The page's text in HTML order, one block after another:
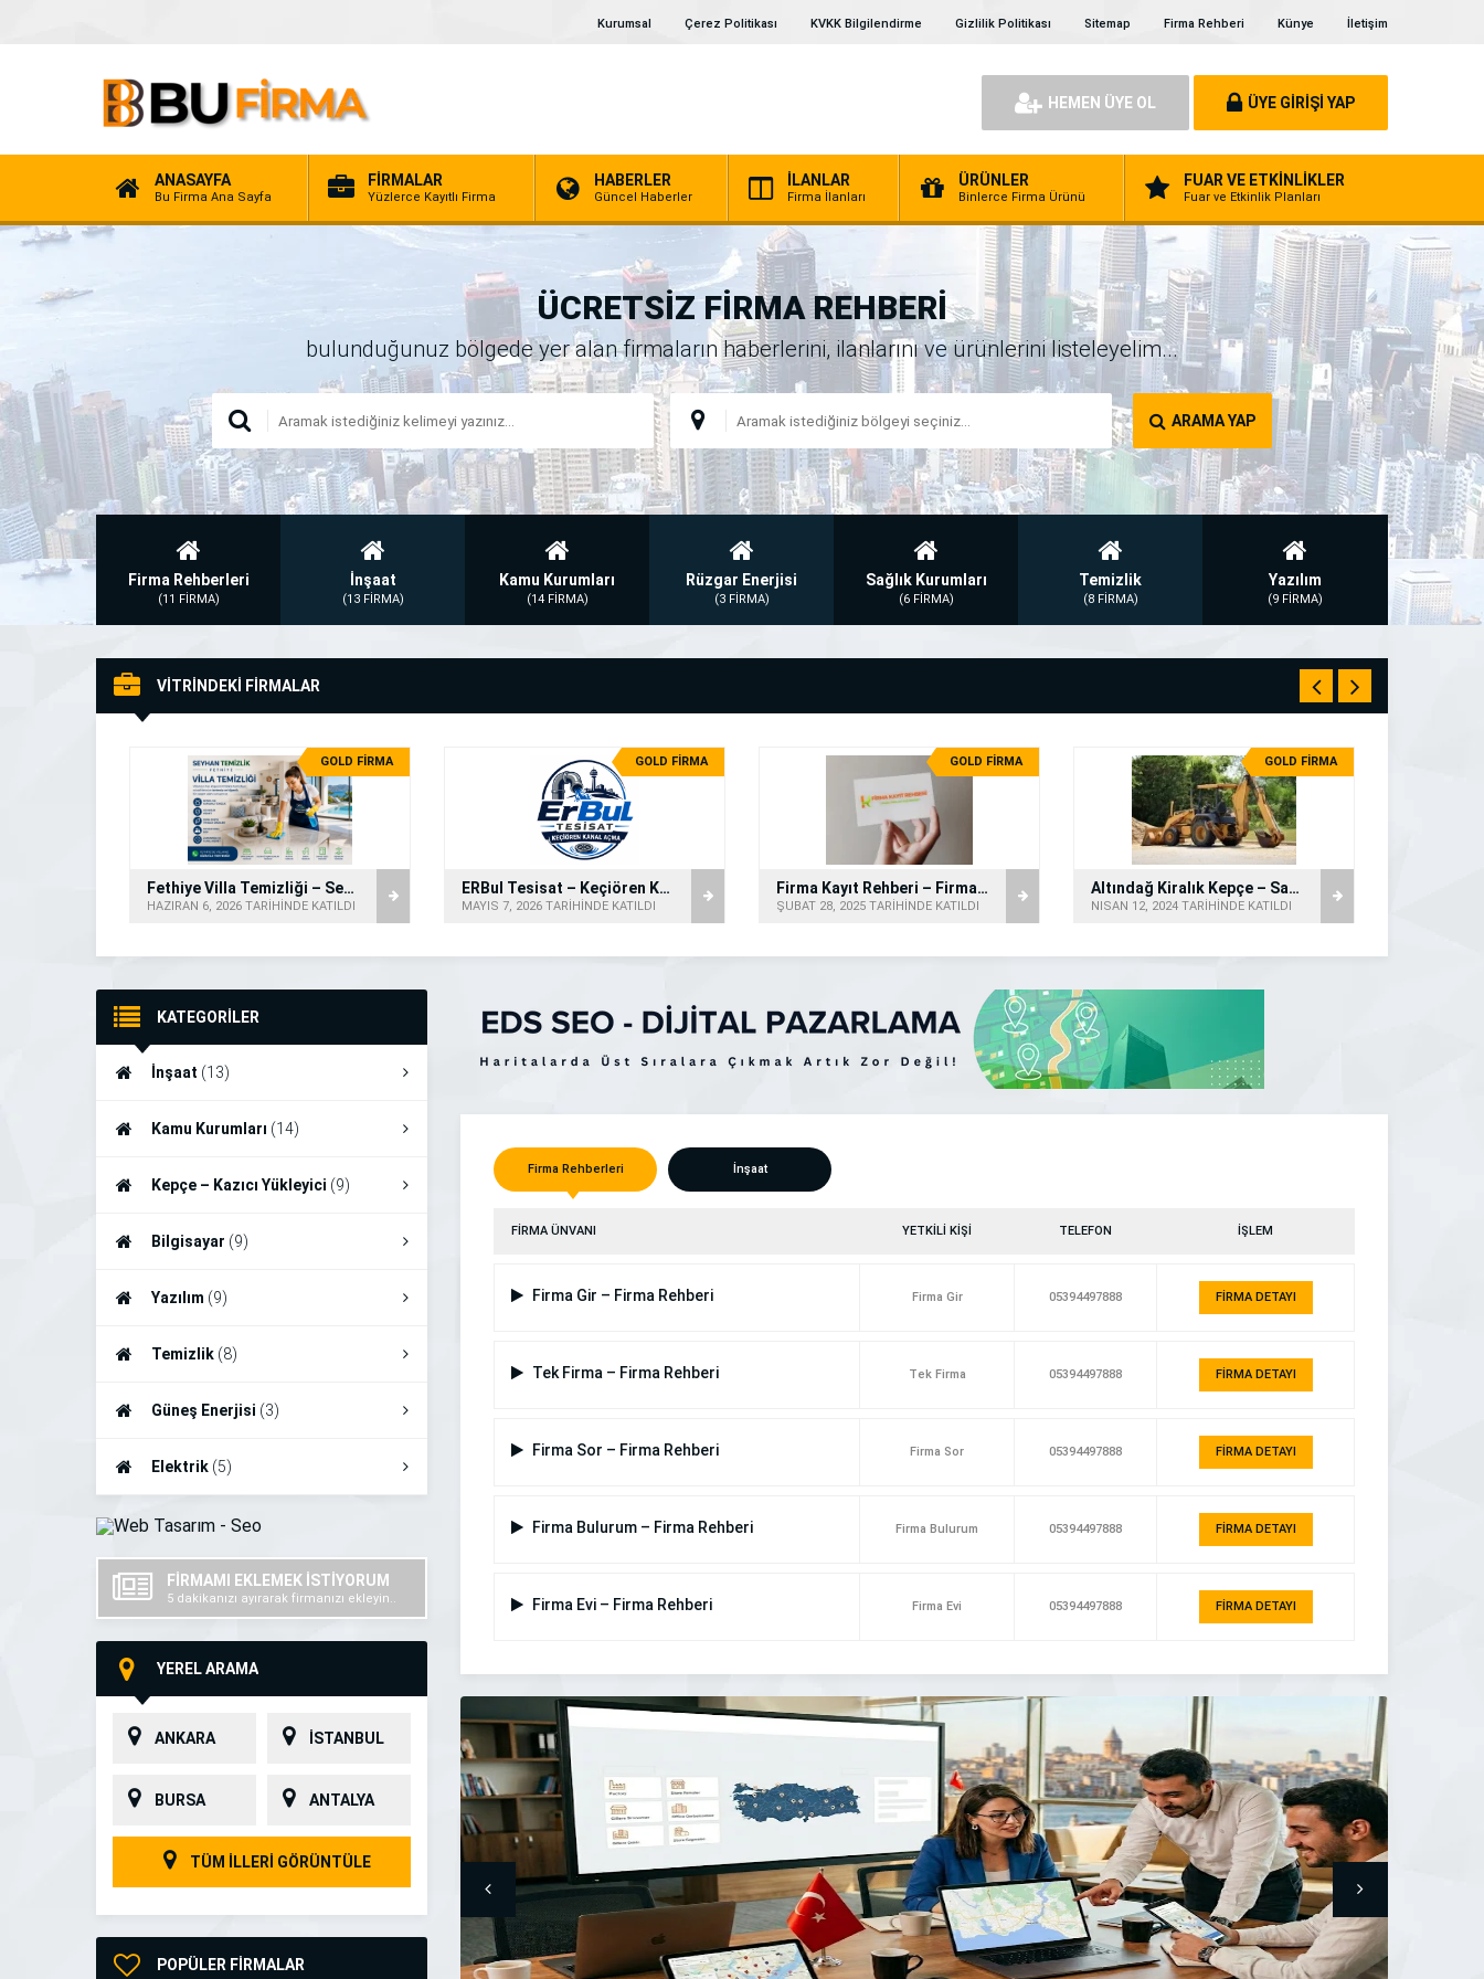
Kurumsal Çerez Politikası KVKK Bilgilendirme Gizlilik Politikası Sitemap Firma Rehberi Künye İletişim
HEMEN ÜYE OL ÜYE GİRİŞİ YAP
ANASAYFA
Bu Firma Ana Sayfa
FİRMALAR
Yüzlerce Kayıtlı Firma
HABERLER
Güncel Haberler
İLANLAR
Firma İlanları
ÜRÜNLER
Binlerce Firma Ürünü
FUAR VE ETKİNLİKLER
Fuar ve Etkinlik Planları
ÜCRETSİZ FİRMA REHBERİ
bulunduğunuz bölgede yer alan firmaların haberlerini, ilanlarını ve ürünlerini listeleyelim...
ARAMA YAP
Firma Rehberleri
(11 FİRMA)
İnşaat
(13 FİRMA)
Kamu Kurumları
(14 FİRMA)
Rüzgar Enerjisi
(3 FİRMA)
Sağlık Kurumları
(6 FİRMA)
Temizlik
(8 FİRMA)
Yazılım
(9 FİRMA)
VİTRİNDEKİ FİRMALAR
GOLD FİRMA
Fethiye Villa Temizliği – Seyhan Temizlik
HAZIRAN 6, 2026 TARİHİNDE KATILDI
GOLD FİRMA
ERBul Tesisat – Keçiören Kanal Açma
MAYIS 7, 2026 TARİHİNDE KATILDI
GOLD FİRMA
Firma Kayıt Rehberi – Firma Rehberi
ŞUBAT 28, 2025 TARİHİNDE KATILDI
GOLD FİRMA
Altındağ Kiralık Kepçe – Saatlik Kepçe
NISAN 12, 2024 TARİHİNDE KATILDI
KATEGORİLER
İnşaat (13)
Kamu Kurumları (14)
Kepçe – Kazıcı Yükleyici (9)
Bilgisayar (9)
Yazılım (9)
Temizlik (8)
Güneş Enerjisi (3)
Elektrik (5)
FİRMAMI EKLEMEK İSTİYORUM
5 dakikanızı ayırarak firmanızı ekleyin..
YEREL ARAMA
ANKARA İSTANBUL
BURSA ANTALYA
TÜM İLLERİ GÖRÜNTÜLE
POPÜLER FİRMALAR
Firma Rehberleri İnşaat
FİRMA ÜNVANI YETKİLİ KİŞİ TELEFON İŞLEM
Firma Gir – Firma Rehberi Firma Gir 05394497888 FİRMA DETAYI
Tek Firma – Firma Rehberi Tek Firma 05394497888 FİRMA DETAYI
Firma Sor – Firma Rehberi Firma Sor 05394497888 FİRMA DETAYI
Firma Bulurum – Firma Rehberi Firma Bulurum 05394497888 FİRMA DETAYI
Firma Evi – Firma Rehberi Firma Evi 05394497888 FİRMA DETAYI